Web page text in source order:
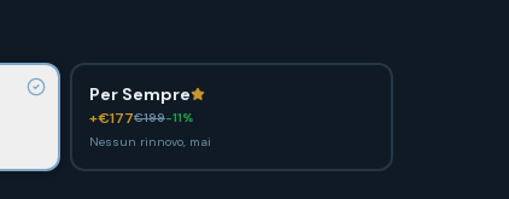
Per Sempre
+€177€199-11%
Nessun rinnovo, mai